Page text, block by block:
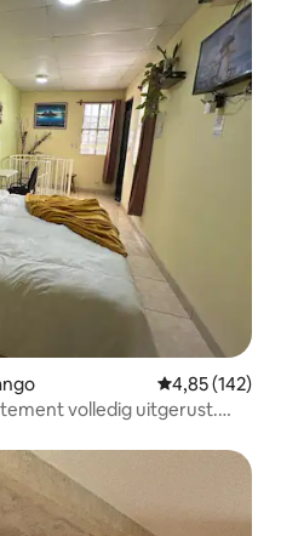
Gemiddelde
4,85 (142)
volledig uitgerust.